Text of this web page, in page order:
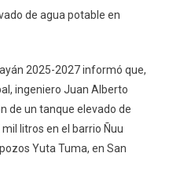
Construcción
Elevado
De
Agua
Potable
En
de agua potable en
2025-2027 informó que,
ingeniero Juan Alberto
de un tanque elevado de
litros en el barrio Ñuu
Yuta Tuma, en San